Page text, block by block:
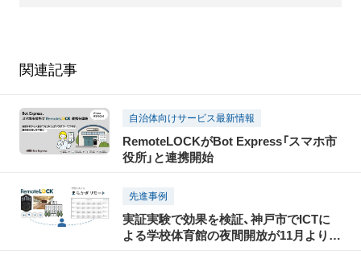
関連記事
自治体向けサービス最新情報
RemoteLOCKがBot Express「スマホ市
役所」と連携開始
先進事例
実証実験で効果を検証、神戸市でICTに
よる学校体育館の夜間開放が11月より本